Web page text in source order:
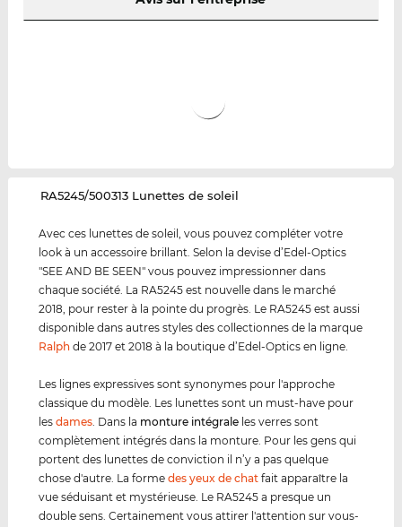
‌RA5245/500313 Lunettes de soleil
Avec ces lunettes de soleil, vous pouvez compléter votre
look à un accessoire brillant. Selon la devise d’Edel-Optics
"SEE AND BE SEEN" vous pouvez impressionner dans
chaque société. La RA5245 est nouvelle dans le marché
2018, pour rester à la pointe du progrès. Le RA5245 est aussi
disponible dans autres styles des collectionnes de la marque
Ralph de 2017 et 2018 à la boutique d’Edel-Optics en ligne.
Les lignes expressives sont synonymes pour l'approche
classique du modèle. Les lunettes sont un must-have pour
lesdames. Dans la monture intégrale les verres sont
complètement intégrés dans la monture. Pour les gens qui
portent des lunettes de conviction il n’y a pas quelque
chose d'autre. La formedes yeux de chat fait apparaître la
vue séduisant et mystérieuse. Le RA5245 a presque un
double sens. Certainement vous attirer l'attention sur vous-